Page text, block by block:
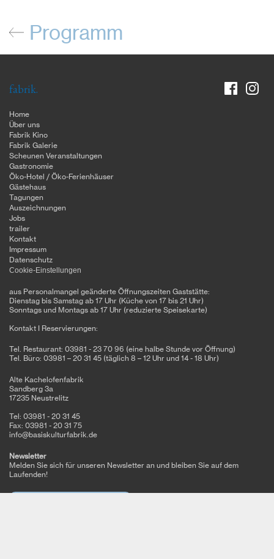
Programm
fabrik.
Home
Über uns
Fabrik Kino
Fabrik Galerie
Scheunen Veranstaltungen
Gastronomie
Öko-Hotel / Öko-Ferienhäuser
Gästehaus
Tagungen
Auszeichnungen
Jobs
trailer
Kontakt
Impressum
Datenschutz
Cookie-Einstellungen
Alte Kachelofenfabrik
Sandberg 3a
17235 Neustrelitz
Tel: 03981 - 20 31 45
Fax: 03981 - 20 31 75
info@basiskulturfabrik.de
aus Personalmangel geänderte Öffnungszeiten Gaststätte:
Dienstag bis Samstag ab 17 Uhr (Küche von 17 bis 21 Uhr)
Sonntags und Montags ab 17 Uhr (reduzierte Speisekarte)
Kontakt I Reservierungen:
Tel. Restaurant: 03981 - 23 70 96 (eine halbe Stunde vor Öffnung)
Tel. Büro: 03981 – 20 31 45 (täglich 8 – 12 Uhr und 14 - 18 Uhr)
Newsletter
Melden Sie sich für unseren Newsletter an und bleiben Sie auf dem
Laufenden!